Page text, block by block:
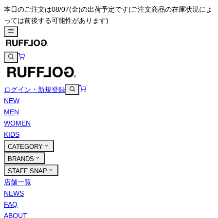
本日のご注文は08/07(金)の出荷予定です(ご注文商品の在庫状況によ
っては前後する可能性があります)
ログイン・新規登録
NEW
MEN
WOMEN
KIDS
CATEGORY
BRANDS
STAFF SNAP
店舗一覧
NEWS
FAQ
ABOUT